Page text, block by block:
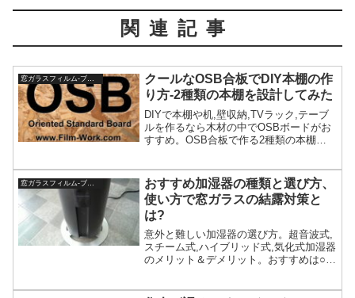
関連記事
窓ガラスフィルム-ブログ
クールなOSB合板でDIY本棚の作
り方-2種類の本棚を設計してみた
DIYで本棚や机,壁収納,TVラック,テーブ
ルを作るなら木材の中でOSBボードがお
すすめ。OSB合板で作る2種類の本棚を
工しやすい,塗装不要,安価などメリット多
し。
おすすめ加湿器の種類と選び方、
使い方で窓ガラスの結露対策と
は?
意外と難しい加湿器の選び方。超音波式,
スチーム式,ハイブリッド式,気化式加湿器
のメリット＆デメリット。おすすめは○○